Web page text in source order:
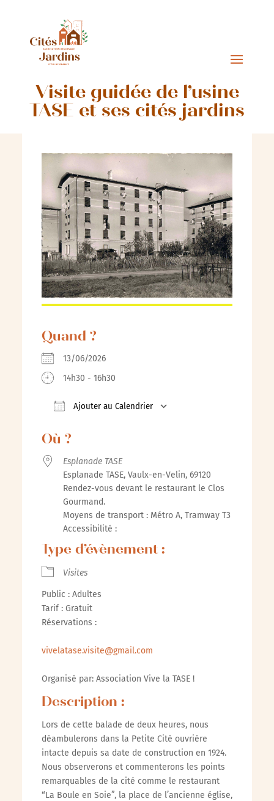
Visite guidée de l’usine
TASE et ses cités jardins
Quand ?
13/06/2026
14h30 - 16h30
Ajouter au Calendrier
Où ?
Esplanade TASE
Esplanade TASE, Vaulx-en-Velin, 69120
Rendez-vous devant le restaurant le Clos
Gourmand.
Moyens de transport : Métro A, Tramway T3
Accessibilité :
Type d’évènement :
Visites
Public : Adultes
Tarif : Gratuit
Réservations :
vivelatase.visite@gmail.com
Organisé par: Association Vive la TASE !
Description :
Lors de cette balade de deux heures, nous
déambulerons dans la Petite Cité ouvrière
intacte depuis sa date de construction en 1924.
Nous observerons et commenterons les points
remarquables de la cité comme le restaurant
“La Boule en Soie”, la place de l’ancienne église,